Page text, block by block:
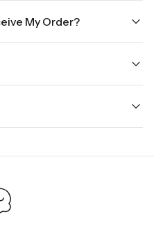
My Order?
Sunday or on holidays
day. Please allow up to
four to seven business
International shipments will